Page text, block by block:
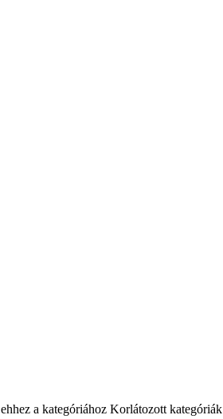
Korlátozott kategóriák